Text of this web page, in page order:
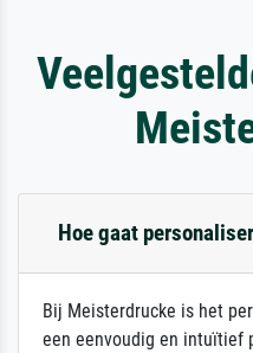
Hoe gaat
Bij Meisterdrucke is het
een eenvoudig en intuïtief